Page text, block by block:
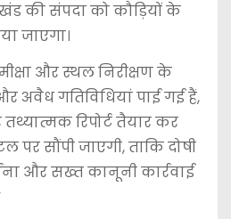
की संपदा को कौड़ियों के
जाएगा।
और स्थल निरीक्षण के
अवैध गतिविधियां पाई गई हैं,
रिपोर्ट तैयार कर
पर सौंपी जाएगी, ताकि दोषी
और सख्त कानूनी कार्रवाई